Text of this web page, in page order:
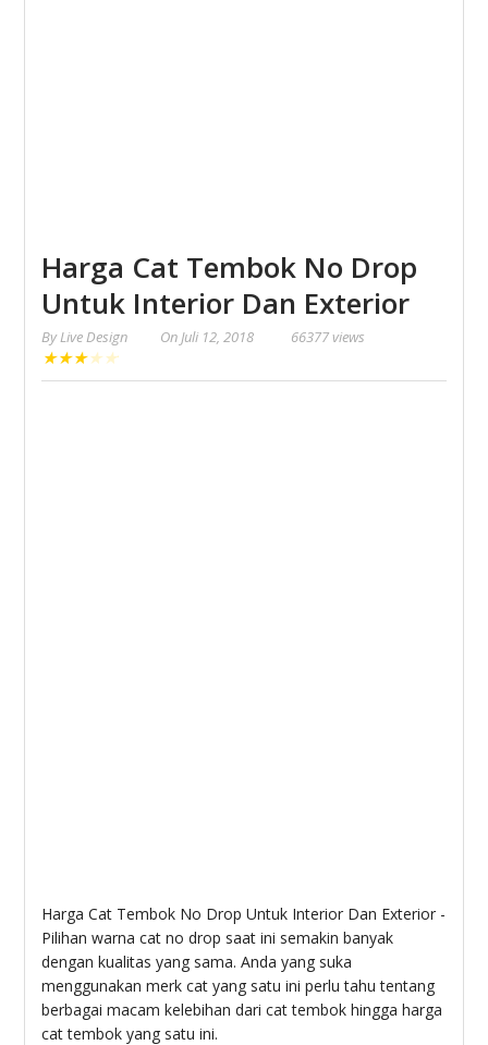
Harga Cat Tembok No Drop
Untuk Interior Dan Exterior
ByLive Design On Juli 12, 2018 66377 views
★★★★★
Harga Cat Tembok No Drop Untuk Interior Dan Exterior -
Pilihan warna cat no drop saat ini semakin banyak
dengan kualitas yang sama. Anda yang suka
menggunakan merk cat yang satu ini perlu tahu tentang
berbagai macam kelebihan dari cat tembok hingga harga
cat tembok yang satu ini.